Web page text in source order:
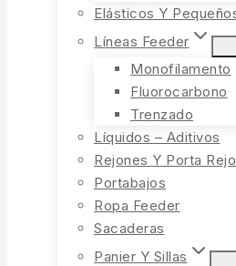
Elásticos Y
Líneas Feeder
Monofilamento
Fluorocarbono
Trenzado
Líquidos – Aditivos
Rejones Y Porta
Portabajos
Ropa Feeder
Sacaderas
Panier Y Sillas